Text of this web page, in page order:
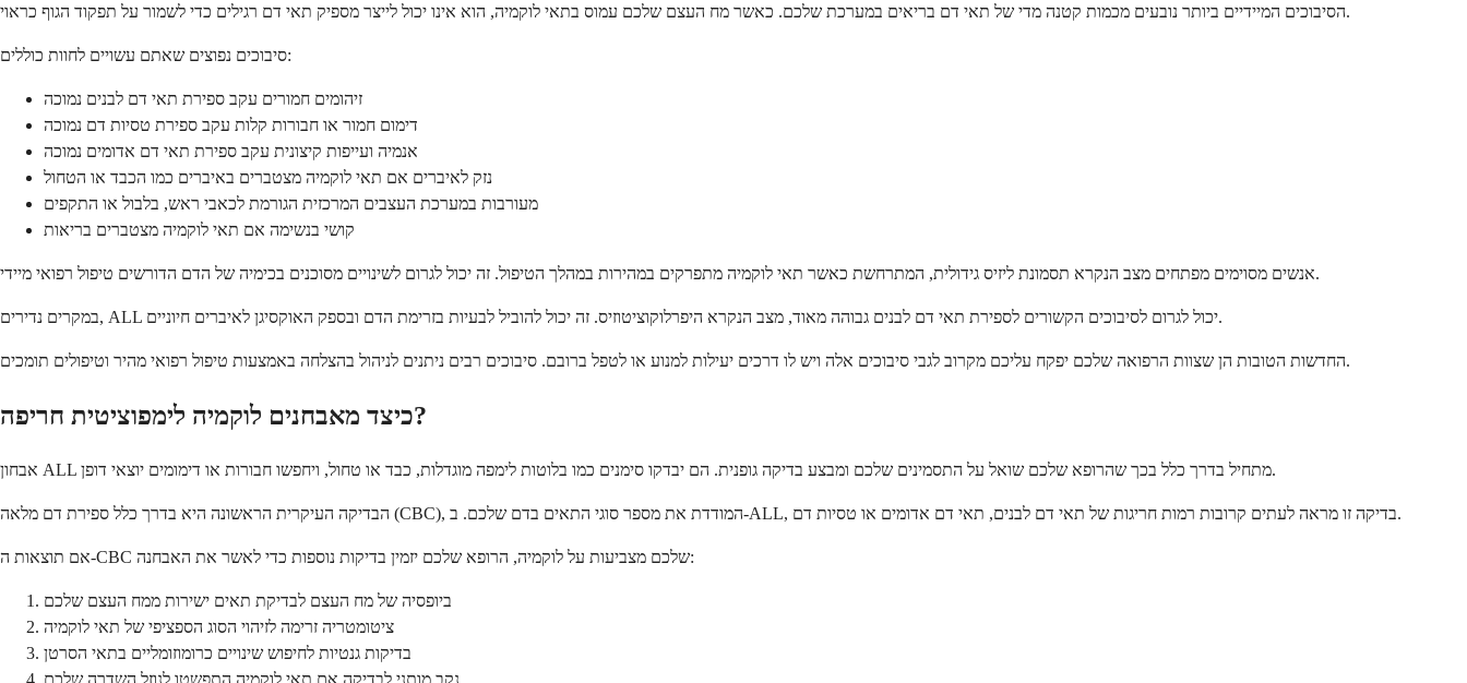
הסיבוכים המיידיים ביותר נובעים מכמות קטנה מדי של תאי דם בריאים במערכת שלכם. כאשר מח העצם שלכם עמוס בתאי לוקמיה, הוא אינו יכול לייצר מספיק תאי דם רגילים כדי לשמור על תפקוד הגוף כראוי.
סיבוכים נפוצים שאתם עשויים לחוות כוללים:
זיהומים חמורים עקב ספירת תאי דם לבנים נמוכה
דימום חמור או חבורות קלות עקב ספירת טסיות דם נמוכה
אנמיה ועייפות קיצונית עקב ספירת תאי דם אדומים נמוכה
נזק לאיברים אם תאי לוקמיה מצטברים באיברים כמו הכבד או הטחול
מעורבות במערכת העצבים המרכזית הגורמת לכאבי ראש, בלבול או התקפים
קושי בנשימה אם תאי לוקמיה מצטברים בריאות
אנשים מסוימים מפתחים מצב הנקרא תסמונת ליזיס גידולית, המתרחשת כאשר תאי לוקמיה מתפרקים במהירות במהלך הטיפול. זה יכול לגרום לשינויים מסוכנים בכימיה של הדם הדורשים טיפול רפואי מיידי.
במקרים נדירים, ALL יכול לגרום לסיבוכים הקשורים לספירת תאי דם לבנים גבוהה מאוד, מצב הנקרא היפרלוקוציטוזיס. זה יכול להוביל לבעיות בזרימת הדם ובספק האוקסיגן לאיברים חיוניים.
החדשות הטובות הן שצוות הרפואה שלכם יפקח עליכם מקרוב לגבי סיבוכים אלה ויש לו דרכים יעילות למנוע או לטפל ברובם. סיבוכים רבים ניתנים לניהול בהצלחה באמצעות טיפול רפואי מהיר וטיפולים תומכים.
כיצד מאבחנים לוקמיה לימפוציטית חריפה?
אבחון ALL מתחיל בדרך כלל בכך שהרופא שלכם שואל על התסמינים שלכם ומבצע בדיקה גופנית. הם יבדקו סימנים כמו בלוטות לימפה מוגדלות, כבד או טחול, ויחפשו חבורות או דימומים יוצאי דופן.
הבדיקה העיקרית הראשונה היא בדרך כלל ספירת דם מלאה (CBC), המודדת את מספר סוגי התאים בדם שלכם. ב-ALL, בדיקה זו מראה לעתים קרובות רמות חריגות של תאי דם לבנים, תאי דם אדומים או טסיות דם.
אם תוצאות ה-CBC שלכם מצביעות על לוקמיה, הרופא שלכם יזמין בדיקות נוספות כדי לאשר את האבחנה:
ביופסיה של מח העצם לבדיקת תאים ישירות ממח העצם שלכם
ציטומטריה זרימה לזיהוי הסוג הספציפי של תאי לוקמיה
בדיקות גנטיות לחיפוש שינויים כרומוזומליים בתאי הסרטן
נקב מותני לבדיקה אם תאי לוקמיה התפשטו לנוזל השדרה שלכם